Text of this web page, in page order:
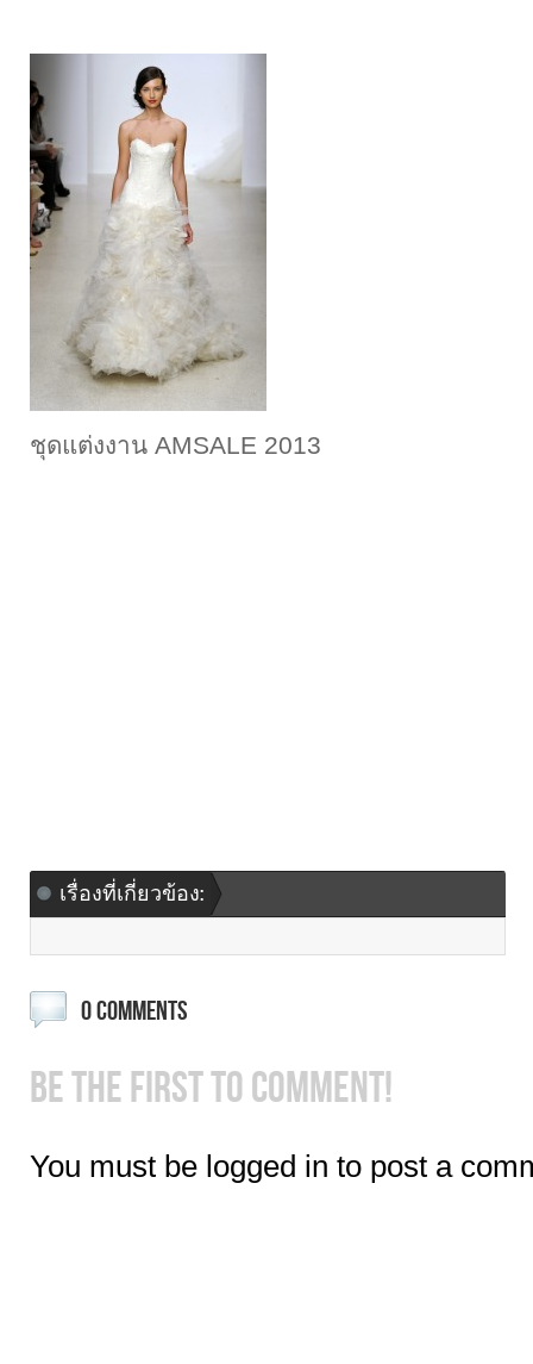
ชุดแต่งงาน AMSALE 2013
เรื่องที่เกี่ยวข้อง:
0 COMMENTS
BE THE FIRST TO COMMENT!
You must be logged in to post a